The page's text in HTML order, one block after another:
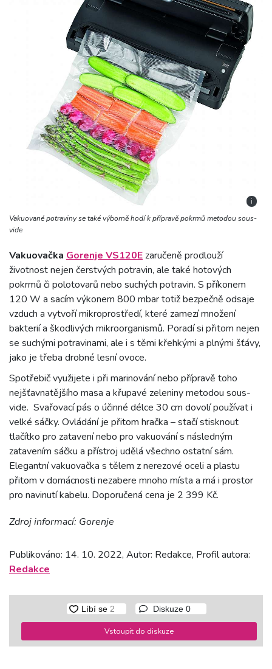
i
Vakuované potraviny se také výborně hodí k přípravě pokrmů metodou sous-
vide
Vakuovačka Gorenje VS120Ezaručeně prodlouží
životnost nejen čerstvých potravin, ale také hotových
pokrmů či polotovarů nebo suchých potravin. S příkonem
120 W a sacím výkonem 800 mbar totiž bezpečně odsaje
vzduch a vytvoří mikroprostředí, které zamezí množení
bakterií a škodlivých mikroorganismů. Poradí si přitom nejen
se suchými potravinami, ale i s těmi křehkými a plnými šťávy,
jako je třeba drobné lesní ovoce.
Spotřebič využijete i při marinování nebo přípravě toho
nejšťavnatějšího masa a křupavé zeleniny metodou sous-
vide. Svařovací pás o účinné délce 30 cm dovolí používat i
velké sáčky. Ovládání je přitom hračka – stačí stisknout
tlačítko pro zatavení nebo pro vakuování s následným
zatavením sáčku a přístroj udělá všechno ostatní sám.
Elegantní vakuovačka s tělem z nerezové oceli a plastu
přitom v domácnosti nezabere mnoho místa a má i prostor
pro navinutí kabelu. Doporučená cena je 2 399 Kč.
Zdroj informací: Gorenje
Publikováno: 14. 10. 2022, Autor: Redakce, Profil autora:
Redakce
Diskuze 0
Vstoupit do diskuze